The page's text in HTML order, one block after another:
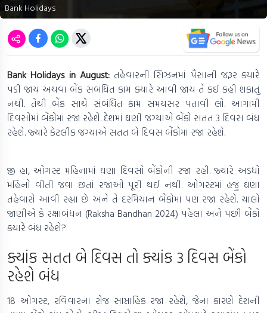
Bank Holidays
Bank Holidays in August: તહેવારની સિઝનમાં પૈસાની જરૂર ક્યારે
પડી જાય અથવા બેંક સંબંધિત કામ ક્યારે આવી જાય તે કઈ કહી શકાતું
નથી. તેથી બેંક સાથે સંબંધિત કામ સમયસર પતાવી લો. આગામી
દિવસોમાં બેંકોમાં રજા રહેશે. દેશમાં ઘણી જગ્યાએ બેંકો સતત 3 દિવસ બંધ
રહેશે. જ્યારે કેટલીક જગ્યાએ સતત બે દિવસ બેંકોમાં રજા રહેશે.
જી હા, ઓગસ્ટ મહિનામાં ઘણા દિવસો બેંકોની રજા રહી. જ્યારે અડધો
મહિનો વીતી જવા છતાં રજાઓ પૂરી થઈ નથી. ઓગસ્ટમાં હજુ ઘણા
તહેવારો આવી રહ્યા છે અને તે દરમિયાન બેંકોમાં પણ રજા રહેશે. ચાલો
જાણીએ કે રક્ષાબંધન (Raksha Bandhan 2024) પહેલા અને પછી બેંકો
ક્યારે બંધ રહેશે?
ક્યાંક સતત બે દિવસ તો ક્યાંક 3 દિવસ બેંકો
રહેશે બંધ
18 ઓગસ્ટ, રવિવારના રોજ સાપ્તાહિક રજા રહેશે, જેના કારણે દેશની